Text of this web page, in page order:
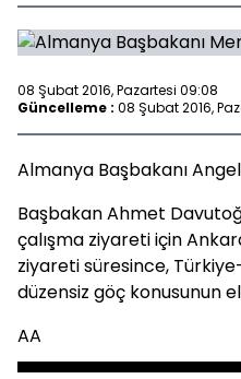
08 Şubat 2016, Pazartesi 09:08
Güncelleme : 08 Şubat 2016,
Almanya Başbakanı
Başbakan Ahmet
çalışma ziyareti için
ziyareti süresince,
düzensiz göç konusunun
AA